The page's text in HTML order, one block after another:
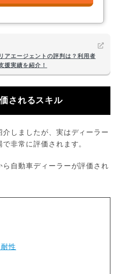
アエージェントの評判は？利用者
援実績を紹介！
されるスキル
しましたが、実はディーラー
非常に評価されます。
自動車ディーラーが評価され
性